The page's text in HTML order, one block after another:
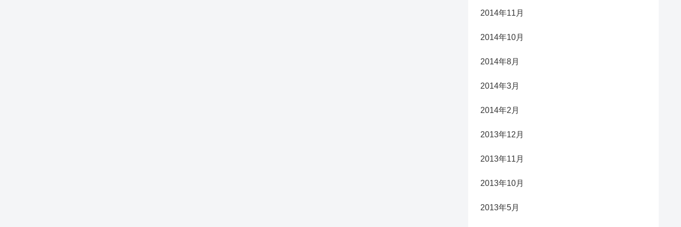
2014年11月
2014年10月
2014年8月
2014年3月
2014年2月
2013年12月
2013年11月
2013年10月
2013年5月